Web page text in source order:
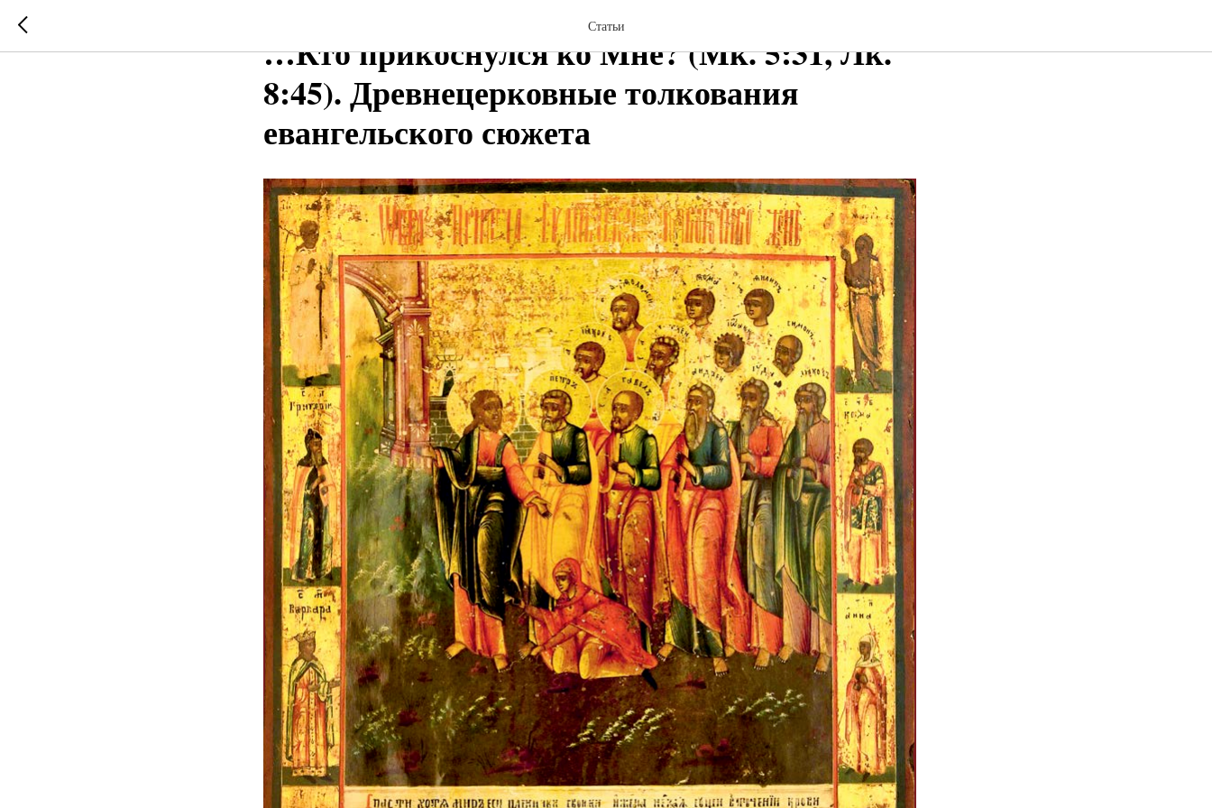
Статьи
…Кто прикоснулся ко Мне? (Мк. 5:31, Лк.
8:45). Древнецерковные толкования
евангельского сюжета